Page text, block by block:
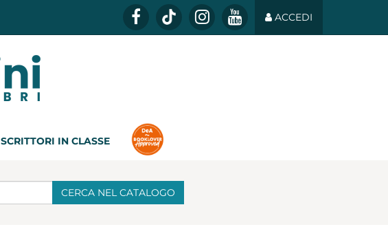
ACCEDI
SCRITTORI IN CLASSE
CERCA NEL CATALOGO